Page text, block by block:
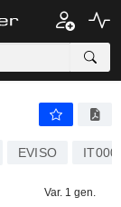
EVISO
Var. 1 gen.